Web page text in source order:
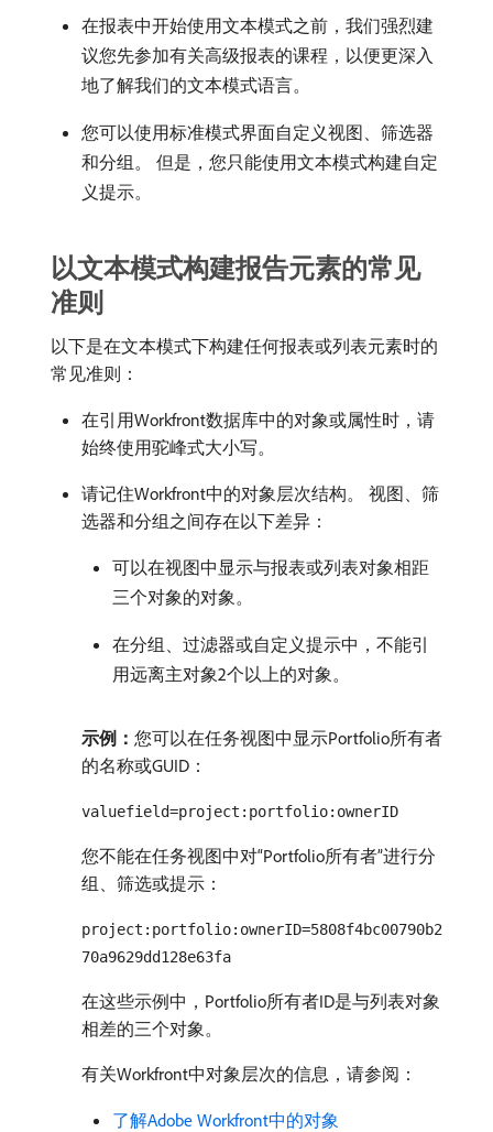
在报表中开始使用文本模式之前，我们强烈建
议您先参加有关高级报表的课程，以便更深入
地了解我们的文本模式语言。
您可以使用标准模式界面自定义视图、筛选器
和分组。 但是，您只能使用文本模式构建自定
义提示。
以文本模式构建报告元素的常见
准则
以下是在文本模式下构建任何报表或列表元素时的
常见准则：
在引用Workfront数据库中的对象或属性时，请
始终使用驼峰式大小写。
请记住Workfront中的对象层次结构。 视图、筛
选器和分组之间存在以下差异：
可以在视图中显示与报表或列表对象相距
三个对象的对象。
在分组、过滤器或自定义提示中，不能引
用远离主对象2个以上的对象。
示例： ​您可以在任务视图中显示Portfolio所有者
的名称或GUID：
valuefield=project:portfolio:ownerID
您不能在任务视图中对“Portfolio所有者”进行分
组、筛选或提示：
project:portfolio:ownerID=5808f4bc00790b2
70a9629dd128e63fa
在这些示例中，Portfolio所有者ID是与列表对象
相差的三个对象。
有关Workfront中对象层次的信息，请参阅：
了解Adobe Workfront中的对象